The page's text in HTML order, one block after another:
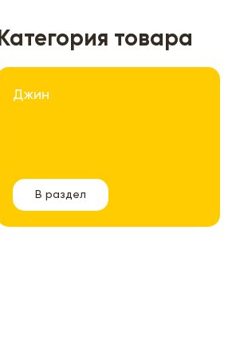
Категория товара
Джин
В раздел